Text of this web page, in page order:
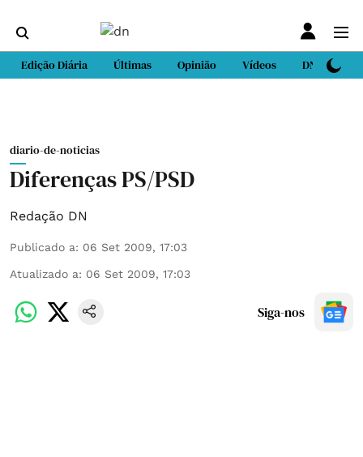
Edição Diária Últimas Opinião Vídeos DN Sport
diario-de-noticias
Diferenças PS/PSD
Redação DN
Publicado a: 06 Set 2009, 17:03
Atualizado a: 06 Set 2009, 17:03
Siga-nos